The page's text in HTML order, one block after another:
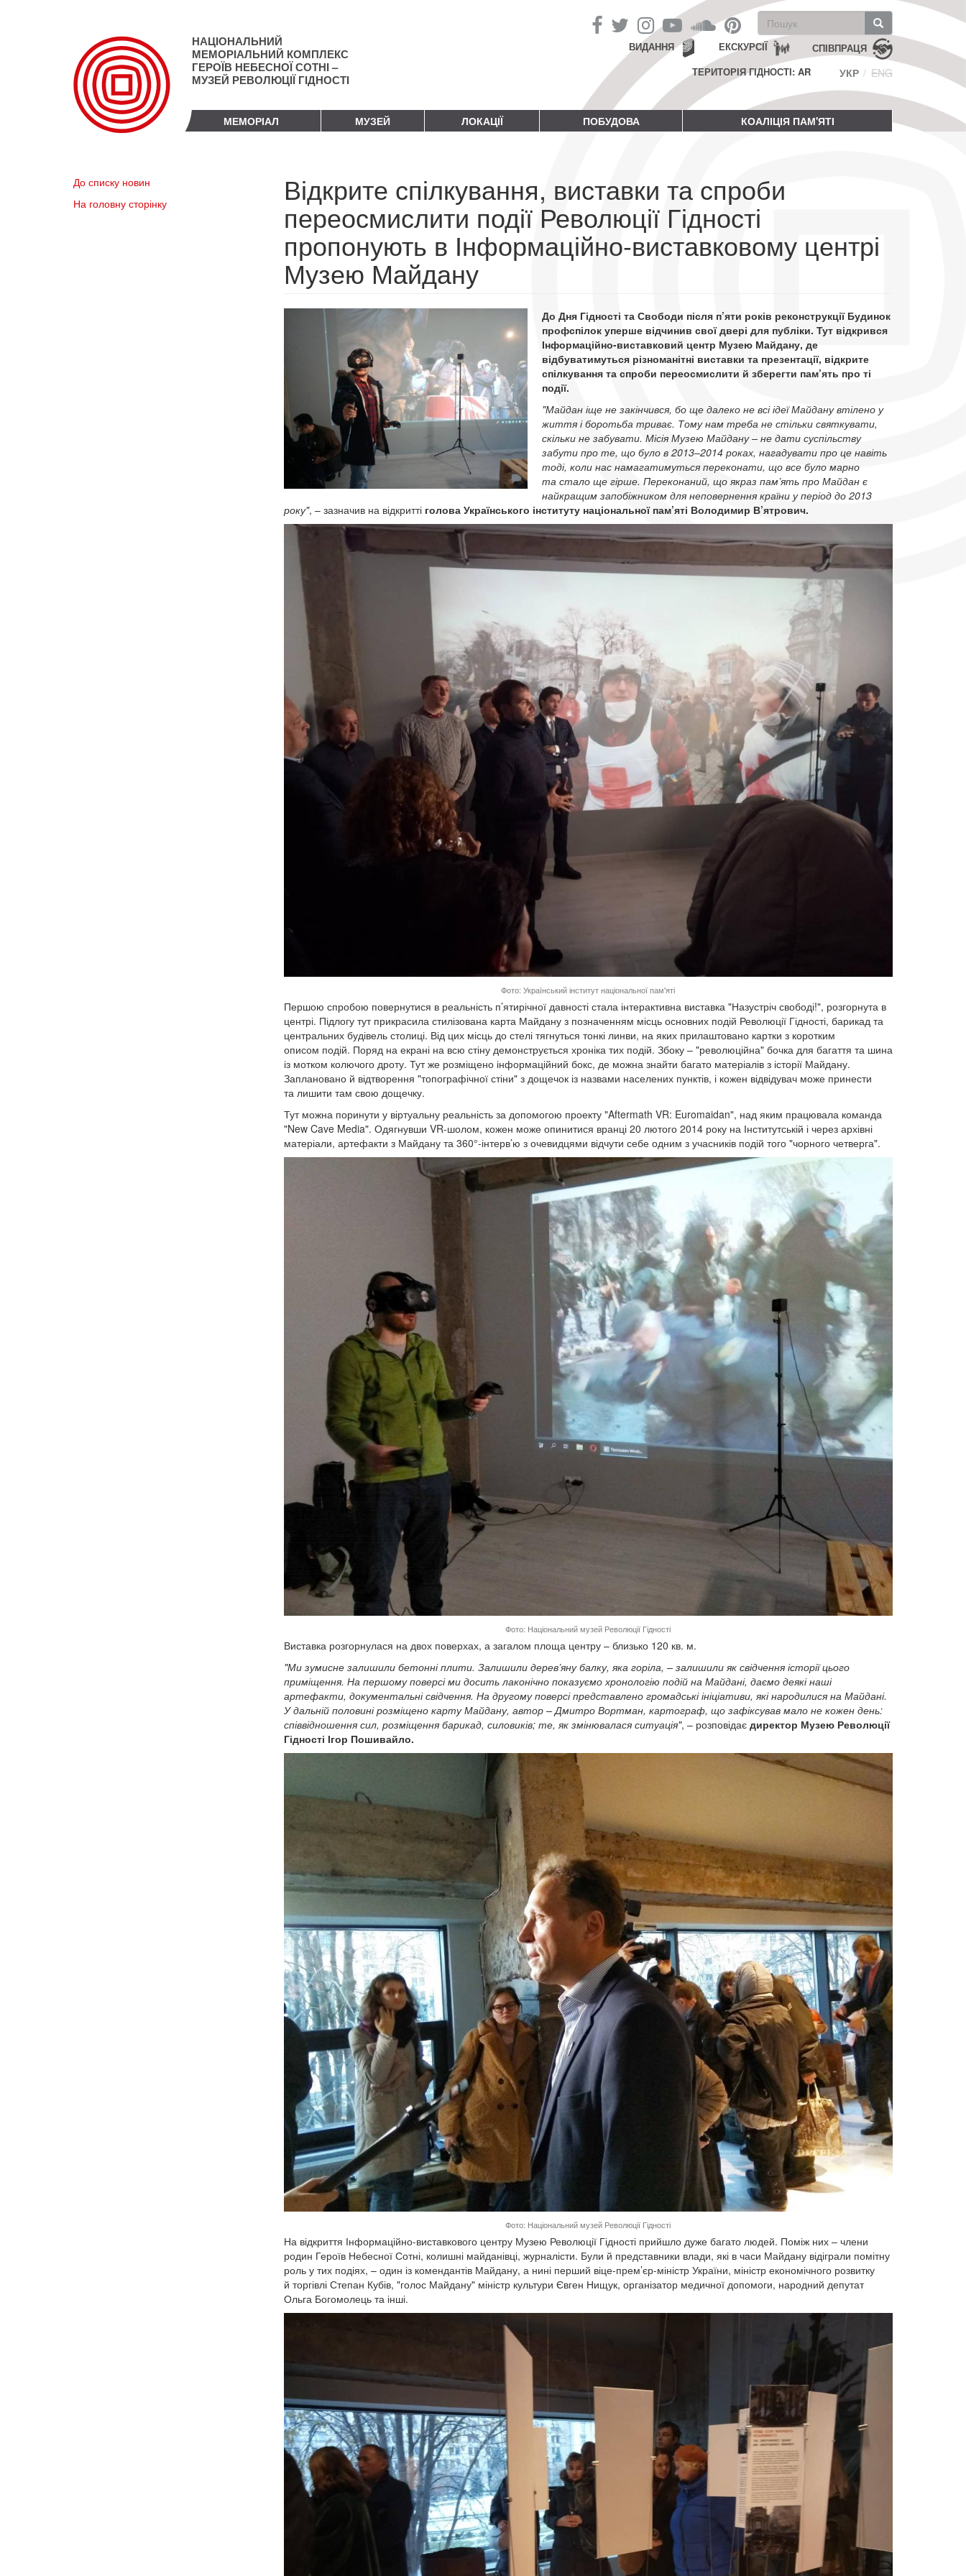
НАЦІОНАЛЬНИЙ
МЕМОРІАЛЬНИЙ КОМПЛЕКС
ГЕРОЇВ НЕБЕСНОЇ СОТНІ –
МУЗЕЙ РЕВОЛЮЦІЇ ГІДНОСТІ
Пошукова
форма
Пошук СПІВПРАЦЯ
ЕКСКУРСІЇ
ВИДАННЯ
ТЕРИТОРІЯ ГІДНОСТІ: AR
УКР ENG
МЕМОРІАЛ МУЗЕЙ ЛОКАЦІЇ ПОБУДОВА КОАЛІЦІЯ ПАМ'ЯТІ
До списку новин
На головну сторінку
Відкрите спілкування, виставки та спроби
переосмислити події Революції Гідності
пропонують в Інформаційно-виставковому центрі
Музею Майдану
До Дня Гідності та Свободи після п’яти років реконструкції Будинок
профспілок уперше відчинив свої двері для публіки. Тут відкрився
Інформаційно-виставковий центр Музею Майдану, де
відбуватимуться різноманітні виставки та презентації, відкрите
спілкування та спроби переосмислити й зберегти пам’ять про ті
події.
"Майдан іще не закінчився, бо ще далеко не всі ідеї Майдану втілено у
життя і боротьба триває. Тому нам треба не стільки святкувати,
скільки не забувати. Місія Музею Майдану – не дати суспільству
забути про те, що було в 2013–2014 роках, нагадувати про це навіть
тоді, коли нас намагатимуться переконати, що все було марно
та стало ще гірше. Переконаний, що якраз пам’ять про Майдан є
найкращим запобіжником для неповернення країни у період до 2013
року", – зазначив на відкриттіголова Українського інституту національної пам’яті Володимир В’ятрович.
Фото: Український інститут національної пам'яті
Першою спробою повернутися в реальність п’ятирічної давності стала інтерактивна виставка "Назустріч свободі!", розгорнута в
центрі. Підлогу тут прикрасила стилізована карта Майдану з позначенням місць основних подій Революції Гідності, барикад та
центральних будівель столиці. Від цих місць до стелі тягнуться тонкі линви, на яких прилаштовано картки з коротким
описом подій. Поряд на екрані на всю стіну демонструється хроніка тих подій. Збоку – "революційна" бочка для багаття та шина
із мотком колючого дроту. Тут же розміщено інформаційний бокс, де можна знайти багато матеріалів з історії Майдану.
Заплановано й відтворення "топографічної стіни" з дощечок із назвами населених пунктів, і кожен відвідувач може принести
та лишити там свою дощечку.
Тут можна поринути у віртуальну реальність за допомогою проекту "Aftermath VR: Euromaidan", над яким працювала команда
"New Cave Media". Одягнувши VR-шолом, кожен може опинитися вранці 20 лютого 2014 року на Інститутській і через архівні
матеріали, артефакти з Майдану та 360°-інтерв’ю з очевидцями відчути себе одним з учасників подій того "чорного четверга".
Фото: Національний музей Революції Гідності
Виставка розгорнулася на двох поверхах, а загалом площа центру – близько 120 кв. м.
"Ми зумисне залишили бетонні плити. Залишили дерев’яну балку, яка горіла, – залишили як свідчення історії цього
приміщення. На першому поверсі ми досить лаконічно показуємо хронологію подій на Майдані, даємо деякі наші
артефакти, документальні свідчення. На другому поверсі представлено громадські ініціативи, які народилися на Майдані.
У дальній половині розміщено карту Майдану, автор – Дмитро Вортман, картограф, що зафіксував мало не кожен день:
співвідношення сил, розміщення барикад, силовиків; те, як змінювалася ситуація", – розповідаєдиректор Музею Революції
Гідності Ігор Пошивайло.
Фото: Національний музей Революції Гідності
На відкриття Інформаційно-виставкового центру Музею Революції Гідності прийшло дуже багато людей. Поміж них – члени
родин Героїв Небесної Сотні, колишні майданівці, журналісти. Були й представники влади, які в часи Майдану відіграли помітну
роль у тих подіях, – один із комендантів Майдану, а нині перший віце-прем’єр-міністр України, міністр економічного розвитку
й торгівлі Степан Кубів, "голос Майдану" міністр культури Євген Нищук, організатор медичної допомоги, народний депутат
Ольга Богомолець та інші.